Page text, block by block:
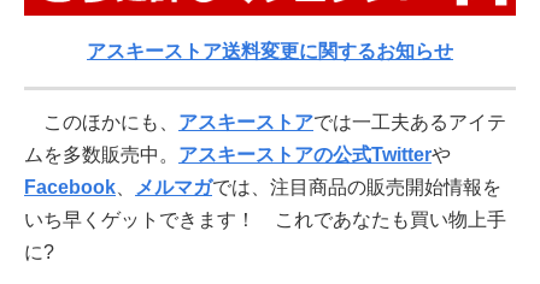
アスキーストア送料変更に関するお知らせ
このほかにも、 アスキーストアでは一工夫あるアイテ
ムを多数販売中。 アスキーストアの公式Twitterや
Facebook
メルマガでは、注目商品の販売開始情報を
いち早くゲットできます！ これであなたも買い物上手
に?